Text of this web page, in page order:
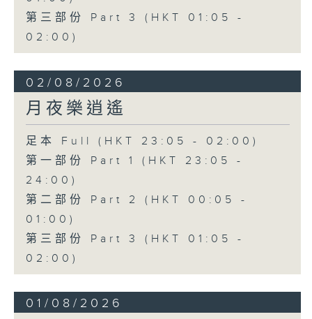
第三部份 Part 3 (HKT 01:05 -
02:00)
02/08/2026
月夜樂逍遙
足本 Full (HKT 23:05 - 02:00)
第一部份 Part 1 (HKT 23:05 -
24:00)
第二部份 Part 2 (HKT 00:05 -
01:00)
第三部份 Part 3 (HKT 01:05 -
02:00)
01/08/2026